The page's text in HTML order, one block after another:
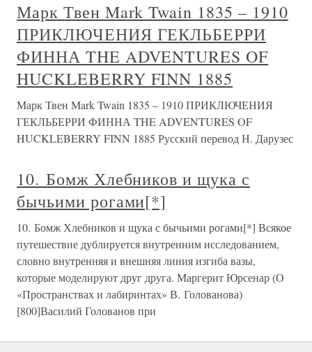
Марк Твен Mark Twain 1835 – 1910
ПРИКЛЮЧЕНИЯ ГЕКЛЬБЕРРИ
ФИННА THE ADVENTURES OF
HUCKLEBERRY FINN 1885
Марк Твен Mark Twain 1835 – 1910 ПРИКЛЮЧЕНИЯ
ГЕКЛЬБЕРРИ ФИННА THE ADVENTURES OF
HUCKLEBERRY FINN 1885 Русский перевод Н. Дарузес
10. Бомж Хлебников и щука с
бычьими рогами[*]
10. Бомж Хлебников и щука с бычьими рогами[*] Всякое
путешествие дублируется внутренним исследованием,
словно внутренняя и внешняя линия изгиба вазы,
которые моделируют друг друга. Маргерит Юрсенар (О
«Пространствах и лабиринтах» В. Голованова)
[800]Василий Голованов при